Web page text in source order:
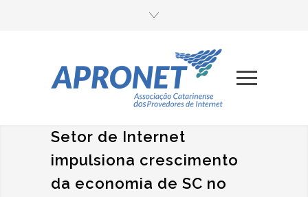
Setor de Internet
impulsiona crescimento
da economia de SC no